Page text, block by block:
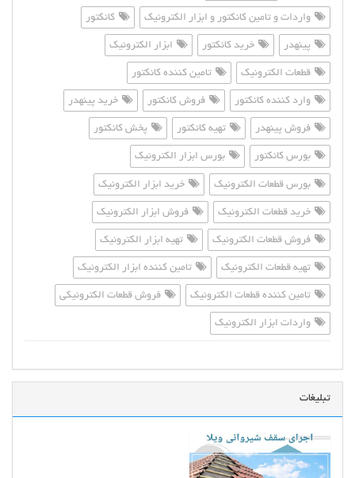
واردات و تامین کانکتور و ابزار الکترونیک کانکتور
پینهدر خرید کانکتور ابزار الکترونیک
قطعات الکترونیک تامین کننده کانکتور
وارد کننده کانکتور فروش کانکتور خرید پینهدر
فروش پینهدر تهیه کانکتور پخش کانکتور
بورس کانکتور بورس ابزار الکترونیک
بورس قطعات الکترونیک خرید ابزار الکترونیک
خرید قطعات الکترونیک فروش ابزار الکترونیک
فروش قطعات الکترونیک تهیه ابزار الکترونیک
تهیه قطعات الکترونیک تامین کننده ابزار الکترونیک
تامین کننده قطعات الکترونیک فروش قطعات الکترونیکی
واردات ابزار الکترونیک
تبلیغات